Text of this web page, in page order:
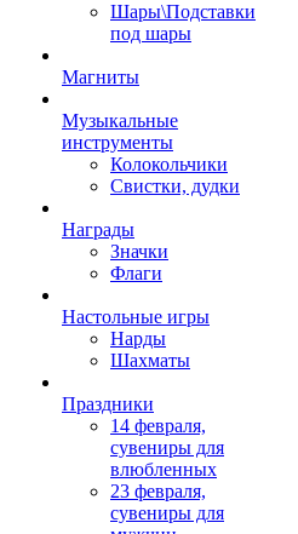
Шары\Подставки
под шары
Магниты
Музыкальные
инструменты
Колокольчики
Свистки, дудки
Награды
Значки
Флаги
Настольные игры
Нарды
Шахматы
Праздники
14 февраля,
сувениры для
влюбленных
23 февраля,
сувениры для